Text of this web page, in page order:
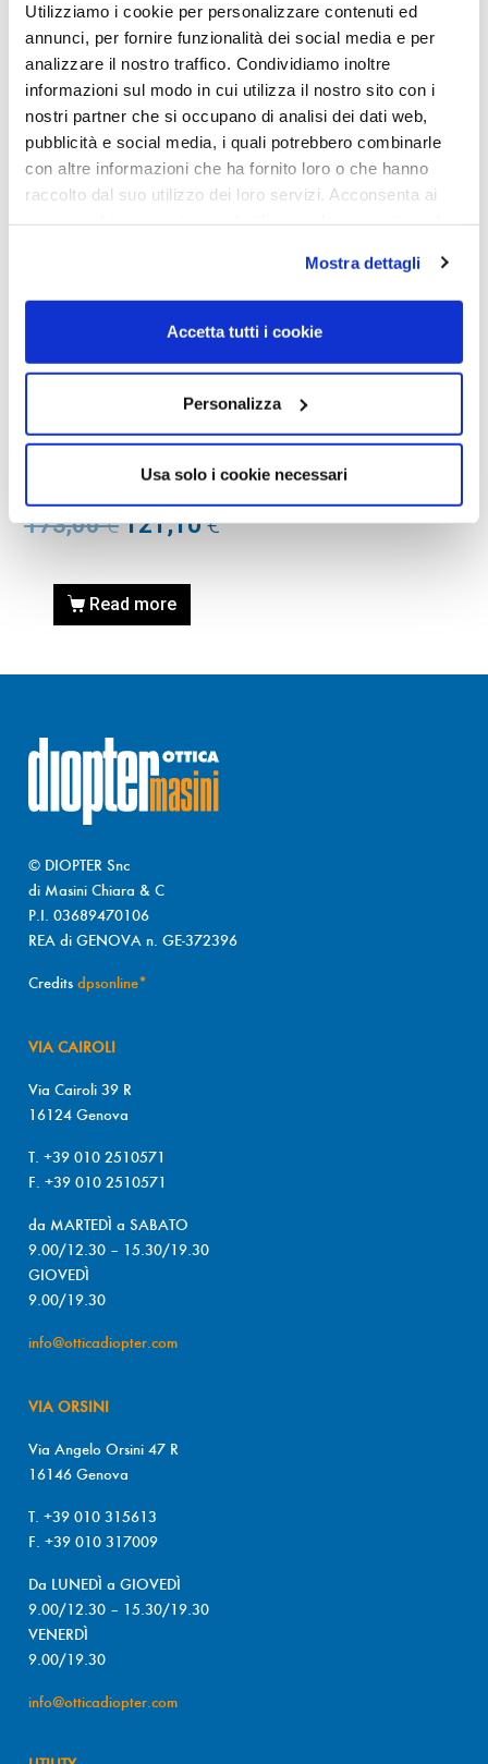
Utilizziamo i cookie per personalizzare contenuti ed
annunci, per fornire funzionalità dei social media e per
analizzare il nostro traffico. Condividiamo inoltre
informazioni sul modo in cui utilizza il nostro sito con i
nostri partner che si occupano di analisi dei dati web,
pubblicità e social media, i quali potrebbero combinarle
con altre informazioni che ha fornito loro o che hanno
raccolto dal suo utilizzo dei loro servizi. Acconsenta ai
Mostra dettagli
Accetta tutti i cookie
Personalizza
Usa solo i cookie necessari
da OTTICA DIOPTER
Showing the single result
OCCHIALE DA SOLE, RAY-
BAN
Occhiale RAY-BAN 0RB2193
138171 53
173,00€ 121,10€
Read more
© DIOPTER Snc
di Masini Chiara & C
P.I. 03689470106
REA di GENOVA n. GE-372396
Credits dpsonline*
VIA CAIROLI
Via Cairoli 39 R
16124 Genova
T. +39 010 2510571
F. +39 010 2510571
da MARTEDÌ a SABATO
9.00/12.30 – 15.30/19.30
GIOVEDÌ
9.00/19.30
info@otticadiopter.com
VIA ORSINI
Via Angelo Orsini 47 R
16146 Genova
T. +39 010 315613
F. +39 010 317009
Da LUNEDÌ a GIOVEDÌ
9.00/12.30 – 15.30/19.30
VENERDÌ
9.00/19.30
info@otticadiopter.com